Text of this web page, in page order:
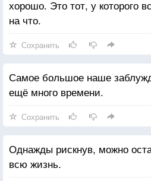
хорошо. Это тот, у которого
на что.
Сохранить
Самое большое наше
ещё много времени.
Сохранить
Однажды рискнув, можно
всю жизнь.